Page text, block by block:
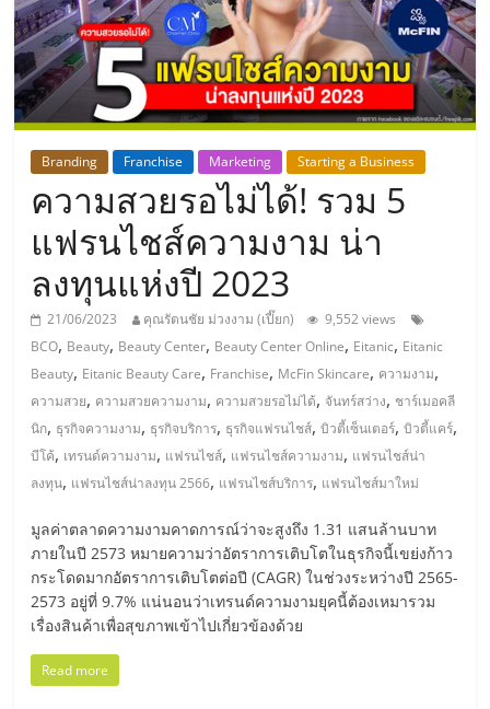
ThaiSMEsCenter,
รวม
ธุรกิจ
เอ
ส
เอ็
มอี
ไทย,
SMEs,
แฟ
รน
Branding Franchise Marketing Starting a Business
ความสวยรอไม่ได้! รวม 5
แฟรนไชส์ความงาม น่า
ลงทุนแห่งปี 2023
21/06/2023 คุณรัตนชัย ม่วงงาม (เปี๊ยก)
9,552 views
BCO, Beauty, Beauty Center, Beauty Center Online, Eitanic, Eitanic
Beauty, Eitanic Beauty Care, Franchise, McFin Skincare, ความงาม,
ความสวย, ความสวยความงาม, ความสวยรอไม่ได้, จันทร์สว่าง, ชาร์เมอคลี
นิก, ธุรกิจความงาม, ธุรกิจบริการ, ธุรกิจแฟรนไชส์,บิวตี้เซ็นเตอร์,บิวตี้แคร์,
บีโค้, เทรนด์ความงาม, แฟรนไชส์, แฟรนไชส์ความงาม, แฟรนไชส์น่า
ลงทุน, แฟรนไชส์น่าลงทุน 2566, แฟรนไชส์บริการ, แฟรนไชส์มาใหม่
มูลค่าตลาดความงามคาดการณ์ว่าจะสูงถึง 1.31 แสนล้านบาท
ภายในปี 2573 หมายความว่าอัตราการเติบโตในธุรกิจนี้เขย่งก้าว
กระโดดมากอัตราการเติบโตต่อปี (CAGR) ในช่วงระหว่างปี 2565-
2573 อยู่ที่ 9.7% แน่นอนว่าเทรนด์ความงามยุคนี้ต้องเหมารวม
เรื่องสินค้าเพื่อสุขภาพเข้าไปเกี่ยวข้องด้วย
Read more